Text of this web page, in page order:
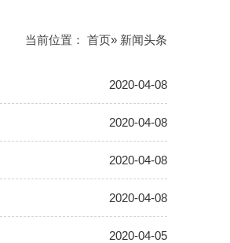
当前位置： 首页» 新闻头条
2020-04-08
2020-04-08
2020-04-08
2020-04-08
2020-04-05